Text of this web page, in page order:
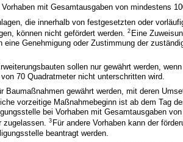
mit Gesamtausgaben von mindestens
die innerhalb von festgesetzten oder
können nicht gefördert werden.2 Eine
eine Genehmigung oder Zustimmung der
sollen nur gewährt werden,
70 Quadratmeter nicht unterschritten wird.
Baumaßnahmen gewährt werden, mit deren
vorzeitige Maßnahmebeginn ist ab dem Tag
bei Vorhaben mit Gesamtausgaben
zugelassen.3 Für andere Vorhaben kann der
beantragt werden.